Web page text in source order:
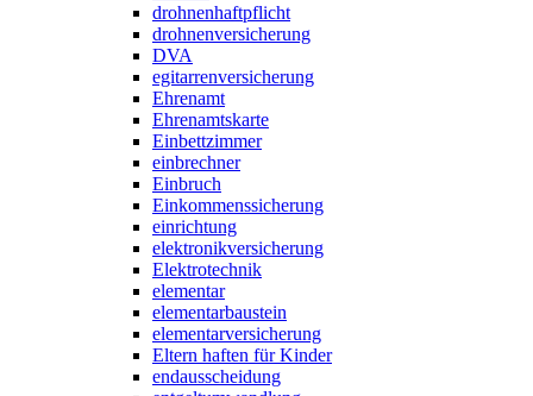
drohnenhaftpflicht
drohnenversicherung
DVA
egitarrenversicherung
Ehrenamt
Ehrenamtskarte
Einbettzimmer
einbrechner
Einbruch
Einkommenssicherung
einrichtung
elektronikversicherung
Elektrotechnik
elementar
elementarbaustein
elementarversicherung
Eltern haften für Kinder
endausscheidung